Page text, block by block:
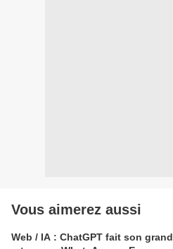
Vous aimerez aussi
Web / IA : ChatGPT fait son grand